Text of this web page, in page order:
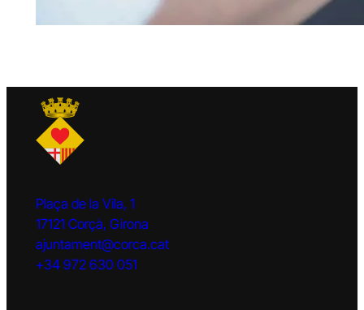
Plaça de la Vila, 1
17121 Corçà, Girona
ajuntament@corca.cat
+34 972 630 051